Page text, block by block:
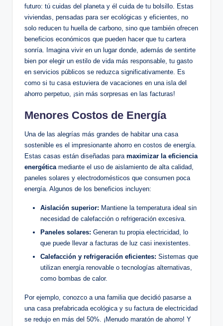
futuro: tú cuidas del planeta y él cuida de tu bolsillo. Estas
viviendas, pensadas para ser ecológicas y eficientes, no
solo reducen tu huella de carbono, sino que también ofrecen
beneficios económicos que pueden hacer que tu cartera
sonría. Imagina vivir en un lugar donde, además de sentirte
bien por elegir un estilo de vida más responsable, tu gasto
en servicios públicos se reduzca significativamente. Es
como si tu casa estuviera de vacaciones en una isla del
ahorro perpetuo, ¡sin más sorpresas en las facturas!
Menores Costos de Energía
Una de las alegrías más grandes de habitar una casa
sostenible es el impresionante ahorro en costos de energía.
Estas casas están diseñadas para maximizar la eficiencia
energéticamediante el uso de aislamiento de alta calidad,
paneles solares y electrodomésticos que consumen poca
energía. Algunos de los beneficios incluyen:
Aislación superior: Mantiene la temperatura ideal sin
necesidad de calefacción o refrigeración excesiva.
Paneles solares: Generan tu propia electricidad, lo
que puede llevar a facturas de luz casi inexistentes.
Calefacción y refrigeración eficientes: Sistemas que
utilizan energía renovable o tecnologías alternativas,
como bombas de calor.
Por ejemplo, conozco a una familia que decidió pasarse a
una casa prefabricada ecológica y su factura de electricidad
se redujo en más del 50%. ¡Menudo maratón de ahorro! Y